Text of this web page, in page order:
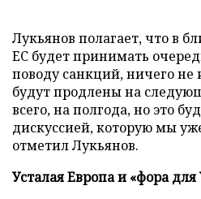
Лукьянов полагает, что в
ЕС будет принимать
поводу санкций, ничего не
будут продлены на
всего, на полгода, но это
дискуссией, которую мы
отметил Лукьянов.
Усталая Европа и «фора